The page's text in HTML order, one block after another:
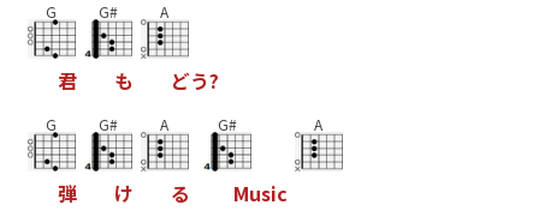
G
君
G#
も
A
どう?
G
弾
G#
け
A
る
G#
Music
A